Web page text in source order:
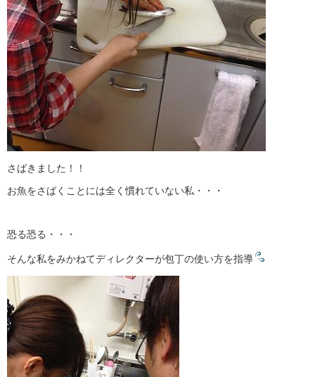
さばきました！！
お魚をさばくことには全く慣れていない私・・・
恐る恐る・・・
そんな私をみかねてディレクターが包丁の使い方を指導